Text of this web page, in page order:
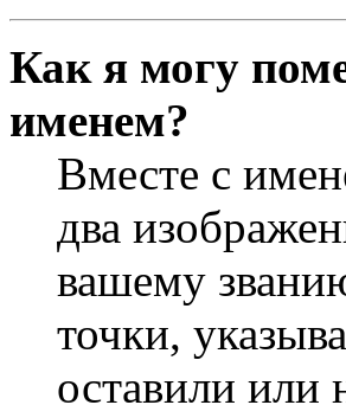
Как я могу
именем?
Вместе с
два
вашему
точки,
оставили или